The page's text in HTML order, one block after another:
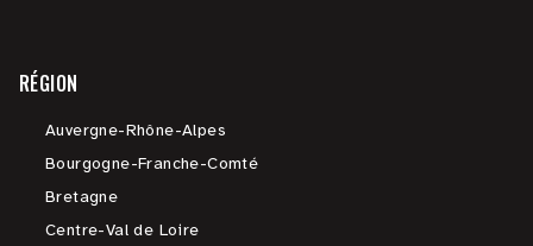
RÉGION
Auvergne-Rhône-Alpes
Bourgogne-Franche-Comté
Bretagne
Centre-Val de Loire